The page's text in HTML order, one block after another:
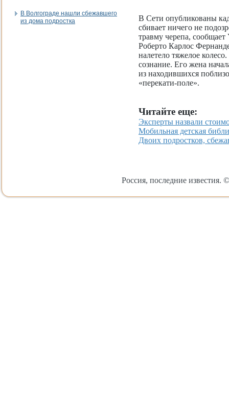
В Волгограде нашли сбежавшего
из дома подростка
В Сети опубликованы
сбивает ничего не
травму черепа, сообщает
Роберто Карлос
налетело тяжелое
сознание. Его жена
из находившихся
«перекати-поле».
Читайте еще:
Эксперты назвали
Мобильная детская
Двоих подростков,
Россия, последние известия.